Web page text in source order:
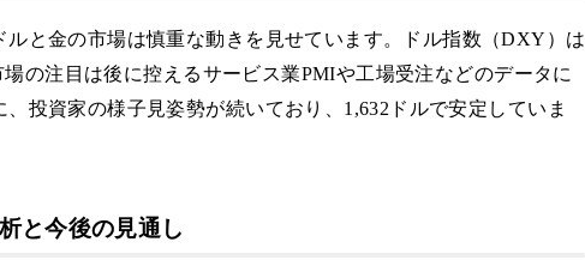
と金の市場は慎重な動きを見せています。ドル指数（DXY）は
の注目は後に控えるサービス業PMIや工場受注などのデータに
投資家の様子見姿勢が続いており、1,632ドルで安定していま
と今後の見通し